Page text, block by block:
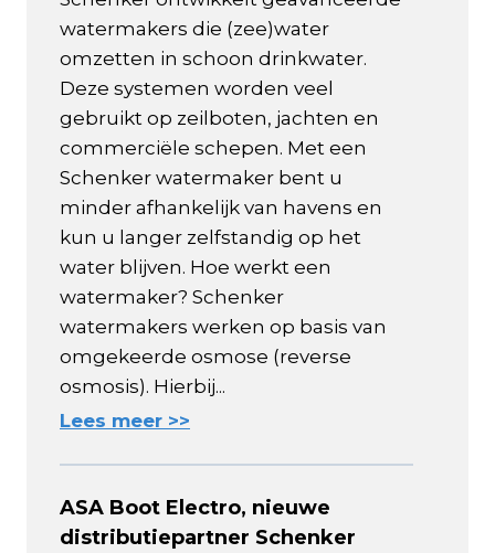
watermakers die (zee)water
omzetten in schoon drinkwater.
Deze systemen worden veel
gebruikt op zeilboten, jachten en
commerciële schepen. Met een
Schenker watermaker bent u
minder afhankelijk van havens en
kun u langer zelfstandig op het
water blijven. Hoe werkt een
watermaker? Schenker
watermakers werken op basis van
omgekeerde osmose (reverse
osmosis). Hierbij...
Lees meer >>
ASA Boot Electro, nieuwe
distributiepartner Schenker